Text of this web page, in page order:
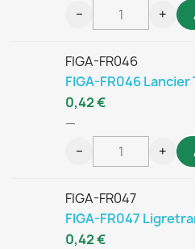
− +
FIGA-FR046
FIGA-FR046 Lancier
—
0,42 €
− +
FIGA-FR047
FIGA-FR047
0,42 €